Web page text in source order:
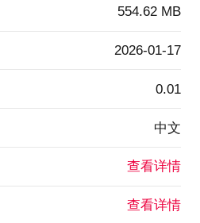
554.62 MB
2026-01-17
0.01
中文
查看详情
查看详情